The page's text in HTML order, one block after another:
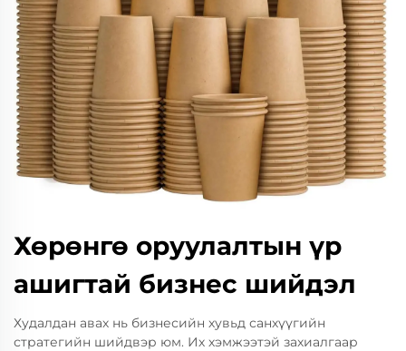
Хөрөнгө оруулалтын үр
ашигтай бизнес шийдэл
Худалдан авах нь бизнесийн хувьд санхүүгийн
стратегийн шийдвэр юм. Их хэмжээтэй захиалгаар